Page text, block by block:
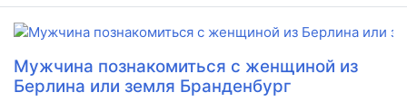
Мужчина познакомиться с женщиной из
Берлина или земля Бранденбург